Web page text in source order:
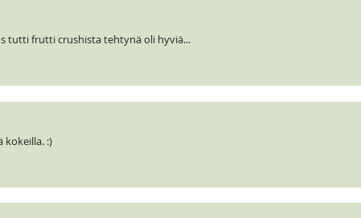
tutti frutti crushista tehtynä oli hyviä...
kokeilla. :)